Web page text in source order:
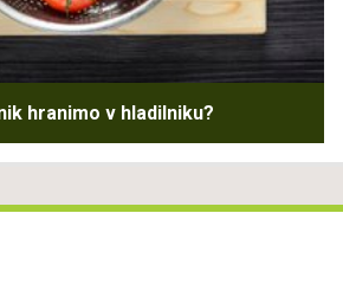
hranimo v hladilniku?